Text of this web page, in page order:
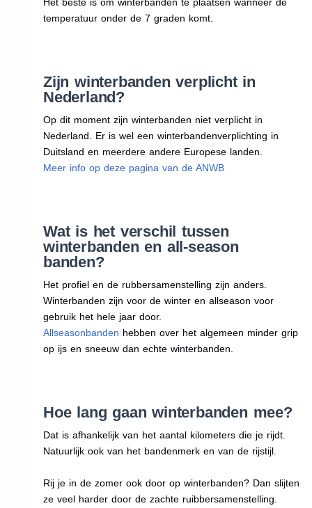
temperatuur onder de 7 graden komt.
Zijn winterbanden verplicht in
Nederland?
Op dit moment zijn winterbanden niet verplicht in
Nederland. Er is wel een winterbandenverplichting in
Duitsland en meerdere andere Europese landen.
Meer info op deze pagina van de ANWB
Wat is het verschil tussen
winterbanden en all-season
banden?
Het profiel en de rubbersamenstelling zijn anders.
Winterbanden zijn voor de winter en allseason voor
gebruik het hele jaar door.
Allseasonbanden hebben over het algemeen minder grip
op ijs en sneeuw dan echte winterbanden.
Hoe lang gaan winterbanden mee?
Dat is afhankelijk van het aantal kilometers die je rijdt.
Natuurlijk ook van het bandenmerk en van de rijstijl.
Rij je in de zomer ook door op winterbanden? Dan slijten
ze veel harder door de zachte ruibbersamenstelling.